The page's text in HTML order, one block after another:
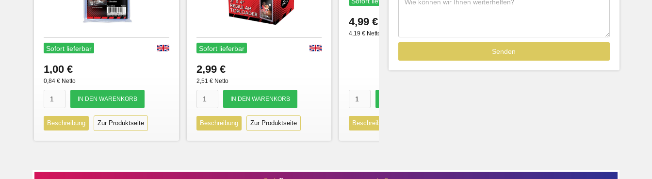
Sofort lieferbar
1,00 €
0,84 € Netto
Beschreibung Zur Produktseite
Sofort lieferbar
2,99 €
2,51 € Netto
Beschreibung Zur Produktseite
4,99 €
4,19 € Netto
Beschreibung
Sofort lieferbar
39,99